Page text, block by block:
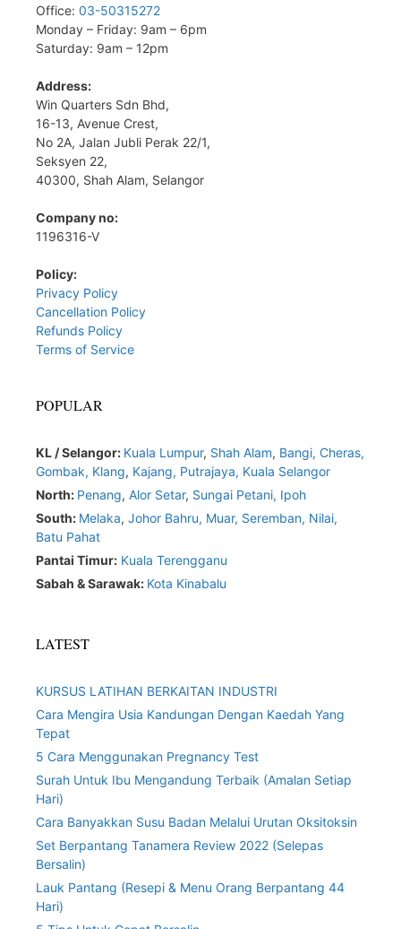
Office: 03-50315272
Monday – Friday: 9am – 6pm
Saturday: 9am – 12pm
Address:
Win Quarters Sdn Bhd,
16-13, Avenue Crest,
No 2A, Jalan Jubli Perak 22/1,
Seksyen 22,
40300, Shah Alam, Selangor
Company no:
1196316-V
Policy:
Privacy Policy
Cancellation Policy
Refunds Policy
Terms of Service
POPULAR
KL / Selangor: Kuala Lumpur, Shah Alam, Bangi, Cheras,
Gombak, Klang, Kajang, Putrajaya, Kuala Selangor
North: Penang, Alor Setar, Sungai Petani, Ipoh
South: Melaka, Johor Bahru, Muar, Seremban, Nilai,
Batu Pahat
Pantai Timur: Kuala Terengganu
Sabah & Sarawak: Kota Kinabalu
LATEST
KURSUS LATIHAN BERKAITAN INDUSTRI
Cara Mengira Usia Kandungan Dengan Kaedah Yang
Tepat
5 Cara Menggunakan Pregnancy Test
Surah Untuk Ibu Mengandung Terbaik (Amalan Setiap
Hari)
Cara Banyakkan Susu Badan Melalui Urutan Oksitoksin
Set Berpantang Tanamera Review 2022 (Selepas
Bersalin)
Lauk Pantang (Resepi & Menu Orang Berpantang 44
Hari)